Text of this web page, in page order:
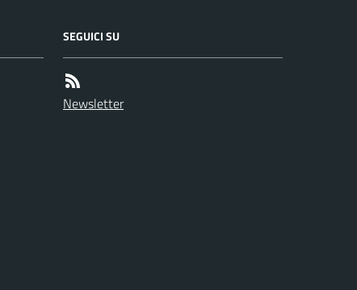
SEGUICI SU
Newsletter